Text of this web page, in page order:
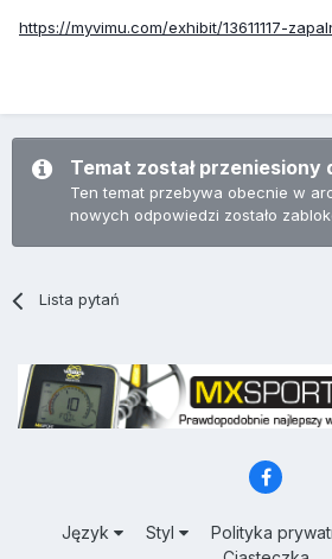
https://myvimu.com/exhibit/13611117-
Temat został przeniesiony
Ten temat przebywa obecnie w
nowych odpowiedzi zostało
Lista pytań
Język Styl Polityka